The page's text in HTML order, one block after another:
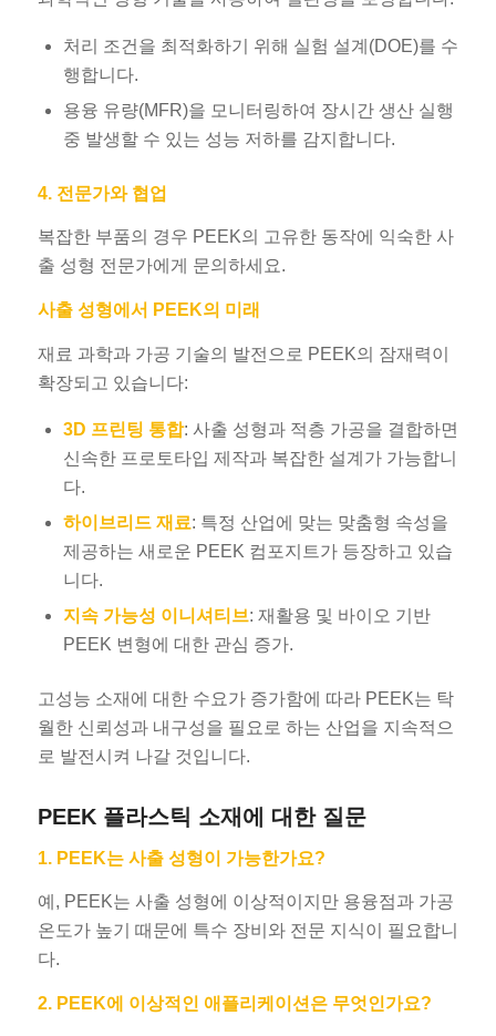
처리 조건을 최적화하기 위해 실험 설계(DOE)를 수
행합니다.
용융 유량(MFR)을 모니터링하여 장시간 생산 실행
중 발생할 수 있는 성능 저하를 감지합니다.
4. 전문가와 협업
복잡한 부품의 경우 PEEK의 고유한 동작에 익숙한 사
출 성형 전문가에게 문의하세요.
사출 성형에서 PEEK의 미래
재료 과학과 가공 기술의 발전으로 PEEK의 잠재력이
확장되고 있습니다:
3D 프린팅 통합: 사출 성형과 적층 가공을 결합하면
신속한 프로토타입 제작과 복잡한 설계가 가능합니
다.
하이브리드 재료: 특정 산업에 맞는 맞춤형 속성을
제공하는 새로운 PEEK 컴포지트가 등장하고 있습
니다.
지속 가능성 이니셔티브: 재활용 및 바이오 기반
PEEK 변형에 대한 관심 증가.
고성능 소재에 대한 수요가 증가함에 따라 PEEK는 탁
월한 신뢰성과 내구성을 필요로 하는 산업을 지속적으
로 발전시켜 나갈 것입니다.
PEEK 플라스틱 소재에 대한 질문
1. PEEK는 사출 성형이 가능한가요?
예, PEEK는 사출 성형에 이상적이지만 용융점과 가공
온도가 높기 때문에 특수 장비와 전문 지식이 필요합니
다.
2. PEEK에 이상적인 애플리케이션은 무엇인가요?